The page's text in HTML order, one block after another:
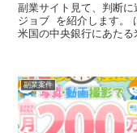
副業サイト見て、判断
ジョブ を紹介します。
米国の中央銀行にあたる
副業案件